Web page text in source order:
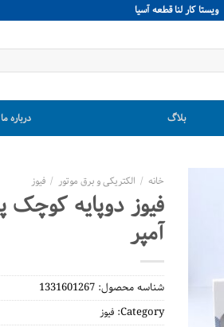
ويستا كار لنا قطعه آسيا
بلاگ درباره ما
خانه / الکتریکی و برق موتور / فیوز
آمپر
شناسه محصول: 1331601267
Category: فیوز